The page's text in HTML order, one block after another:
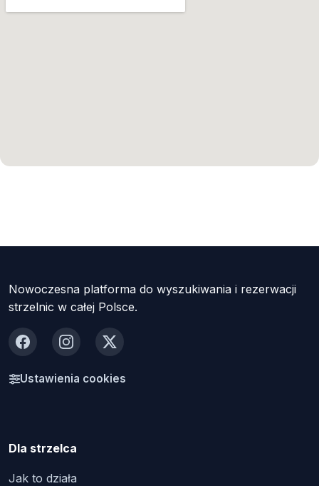
Nowoczesna platforma do wyszukiwania i rezerwacji
strzelnic w całej Polsce.
FacebookInstagram
X
Ustawienia cookies
Dla strzelca
Jak to działa